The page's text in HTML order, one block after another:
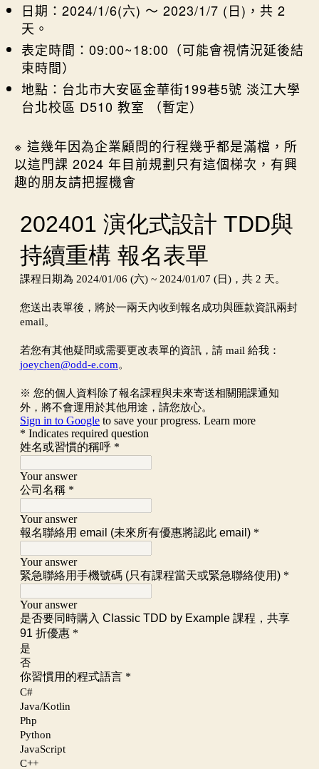
日期：2024/1/6(六) ～ 2023/1/7 (日)，共 2
天。
表定時間：09:00~18:00（可能會視情況延後結
束時間）
地點：台北市大安區金華街199巷5號 淡江大學
台北校區 D510 教室 （暫定）
※ 這幾年因為企業顧問的行程幾乎都是滿檔，所
以這門課 2024 年目前規劃只有這個梯次，有興
趣的朋友請把握機會